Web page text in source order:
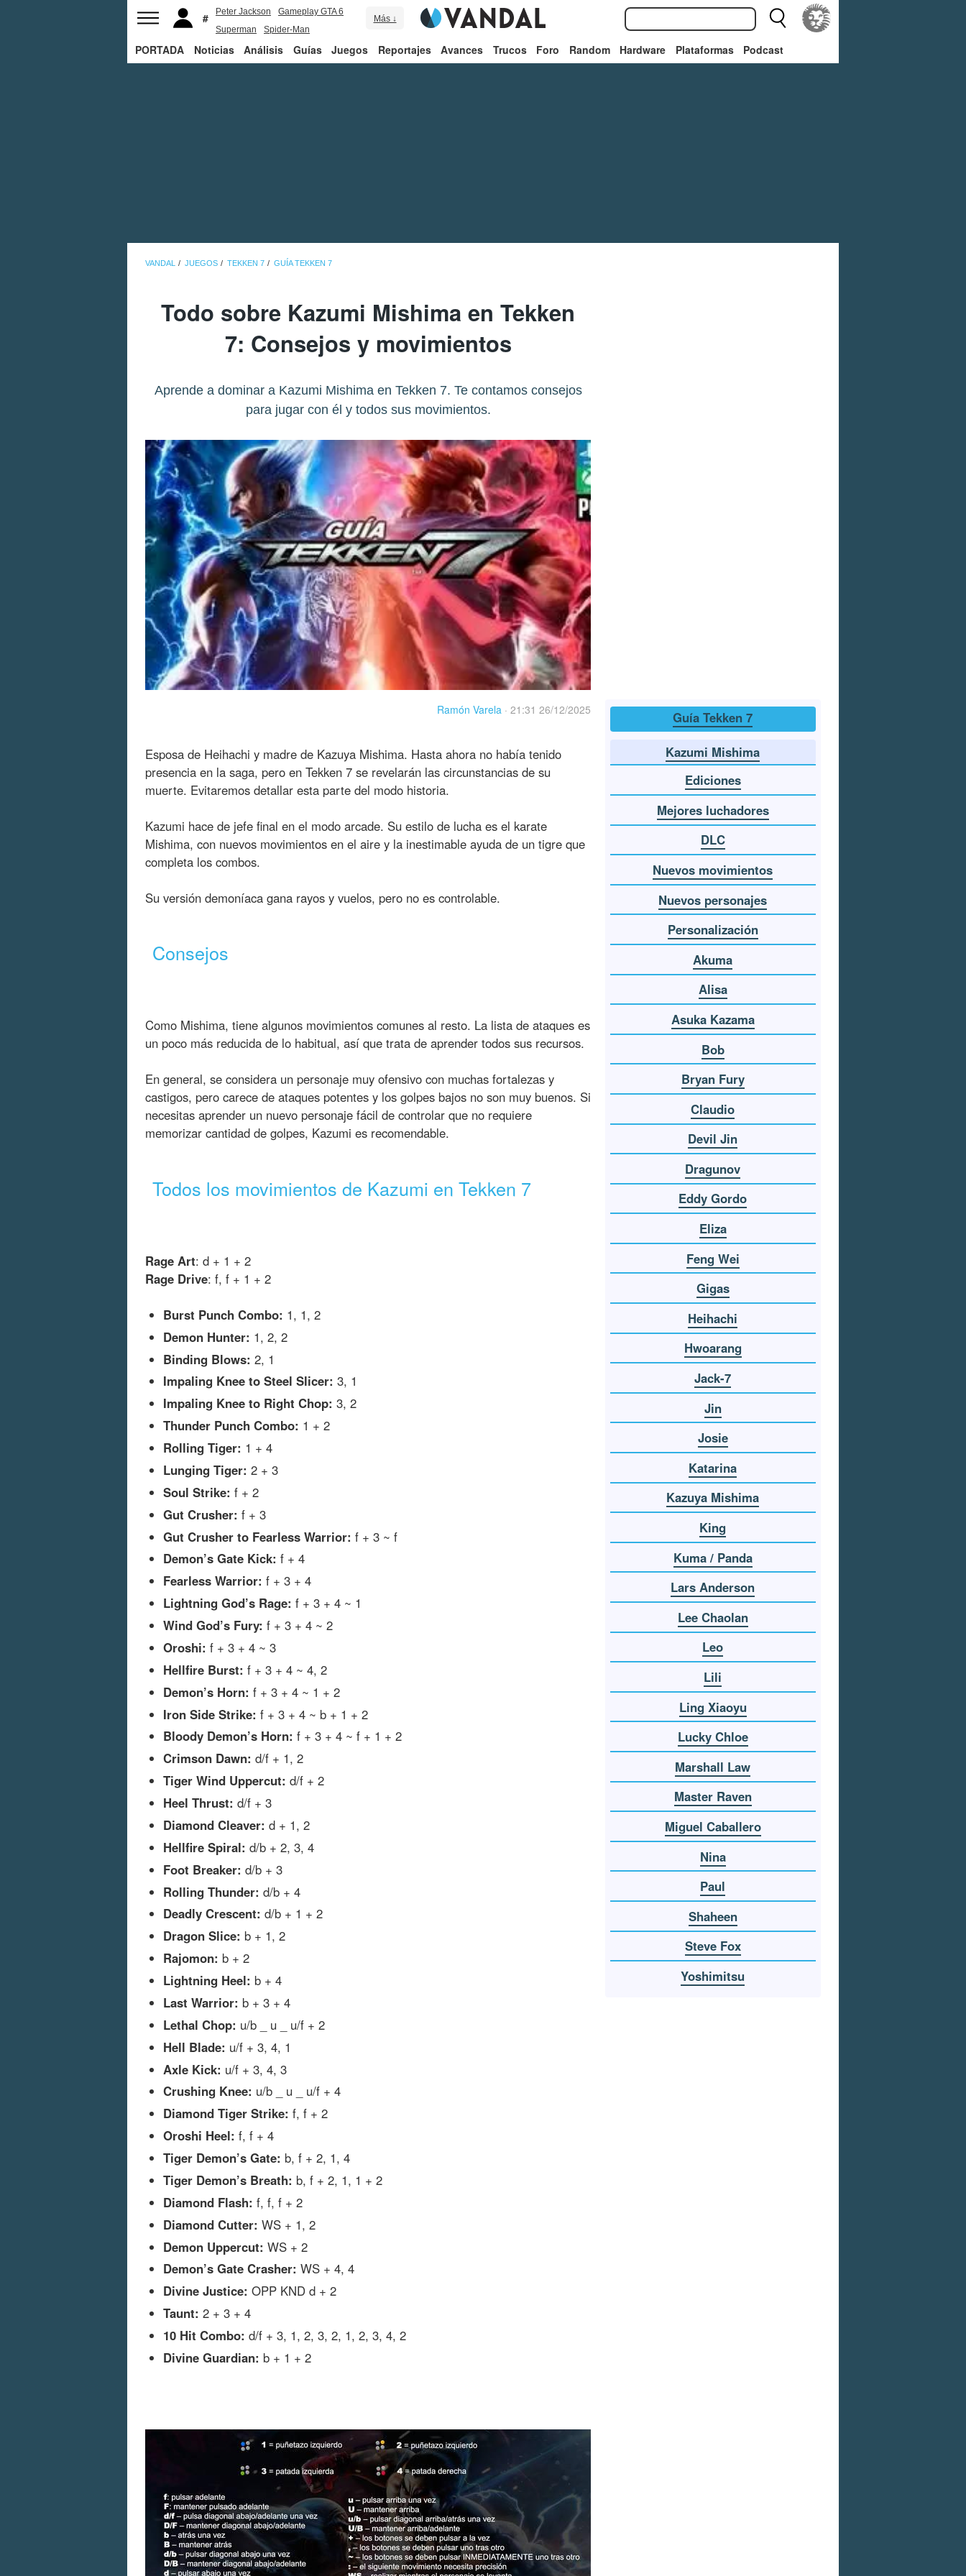
Peter Jackson
Gameplay GTA 6
Superman
Spider-Man
Más ↓
PORTADA Noticias Análisis Guías Juegos Reportajes Avances Trucos Foro Random Hardware Plataformas Podcast
VANDAL JUEGOS TEKKEN 7 GUÍA TEKKEN 7
Todo sobre Kazumi Mishima en Tekken
7: Consejos y movimientos
Aprende a dominar a Kazumi Mishima en Tekken 7. Te contamos consejos
para jugar con él y todos sus movimientos.
Ramón Varela · 21:31 26/12/2025
Esposa de Heihachi y madre de Kazuya Mishima. Hasta ahora no había tenido
presencia en la saga, pero en Tekken 7 se revelarán las circunstancias de su
muerte. Evitaremos detallar esta parte del modo historia.
Kazumi hace de jefe final en el modo arcade. Su estilo de lucha es el karate
Mishima, con nuevos movimientos en el aire y la inestimable ayuda de un tigre que
completa los combos.
Su versión demoníaca gana rayos y vuelos, pero no es controlable.
Consejos
Como Mishima, tiene algunos movimientos comunes al resto. La lista de ataques es
un poco más reducida de lo habitual, así que trata de aprender todos sus recursos.
En general, se considera un personaje muy ofensivo con muchas fortalezas y
castigos, pero carece de ataques potentes y los golpes bajos no son muy buenos. Si
necesitas aprender un nuevo personaje fácil de controlar que no requiere
memorizar cantidad de golpes, Kazumi es recomendable.
Todos los movimientos de Kazumi en Tekken 7
Rage Art: d + 1 + 2
Rage Drive: f, f + 1 + 2
Burst Punch Combo: 1, 1, 2
Demon Hunter: 1, 2, 2
Binding Blows: 2, 1
Impaling Knee to Steel Slicer: 3, 1
Impaling Knee to Right Chop: 3, 2
Thunder Punch Combo: 1 + 2
Rolling Tiger: 1 + 4
Lunging Tiger: 2 + 3
Soul Strike: f + 2
Gut Crusher: f + 3
Gut Crusher to Fearless Warrior: f + 3 ~ f
Demon’s Gate Kick: f + 4
Fearless Warrior: f + 3 + 4
Lightning God’s Rage: f + 3 + 4 ~ 1
Wind God’s Fury: f + 3 + 4 ~ 2
Oroshi: f + 3 + 4 ~ 3
Hellfire Burst: f + 3 + 4 ~ 4, 2
Demon’s Horn: f + 3 + 4 ~ 1 + 2
Iron Side Strike: f + 3 + 4 ~ b + 1 + 2
Bloody Demon’s Horn: f + 3 + 4 ~ f + 1 + 2
Crimson Dawn: d/f + 1, 2
Tiger Wind Uppercut: d/f + 2
Heel Thrust: d/f + 3
Diamond Cleaver: d + 1, 2
Hellfire Spiral: d/b + 2, 3, 4
Foot Breaker: d/b + 3
Rolling Thunder: d/b + 4
Deadly Crescent: d/b + 1 + 2
Dragon Slice: b + 1, 2
Rajomon: b + 2
Lightning Heel: b + 4
Last Warrior: b + 3 + 4
Lethal Chop: u/b _ u _ u/f + 2
Hell Blade: u/f + 3, 4, 1
Axle Kick: u/f + 3, 4, 3
Crushing Knee: u/b _ u _ u/f + 4
Diamond Tiger Strike: f, f + 2
Oroshi Heel: f, f + 4
Tiger Demon’s Gate: b, f + 2, 1, 4
Tiger Demon’s Breath: b, f + 2, 1, 1 + 2
Diamond Flash: f, f, f + 2
Diamond Cutter: WS + 1, 2
Demon Uppercut: WS + 2
Demon’s Gate Crasher: WS + 4, 4
Divine Justice: OPP KND d + 2
Taunt: 2 + 3 + 4
10 Hit Combo: d/f + 3, 1, 2, 3, 2, 1, 2, 3, 4, 2
Divine Guardian: b + 1 + 2
Guía Tekken 7
Kazumi Mishima
Ediciones
Mejores luchadores
DLC
Nuevos movimientos
Nuevos personajes
Personalización
Akuma
Alisa
Asuka Kazama
Bob
Bryan Fury
Claudio
Devil Jin
Dragunov
Eddy Gordo
Eliza
Feng Wei
Gigas
Heihachi
Hwoarang
Jack-7
Jin
Josie
Katarina
Kazuya Mishima
King
Kuma / Panda
Lars Anderson
Lee Chaolan
Leo
Lili
Ling Xiaoyu
Lucky Chloe
Marshall Law
Master Raven
Miguel Caballero
Nina
Paul
Shaheen
Steve Fox
Yoshimitsu